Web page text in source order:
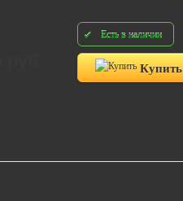
Есть в наличии
Купить